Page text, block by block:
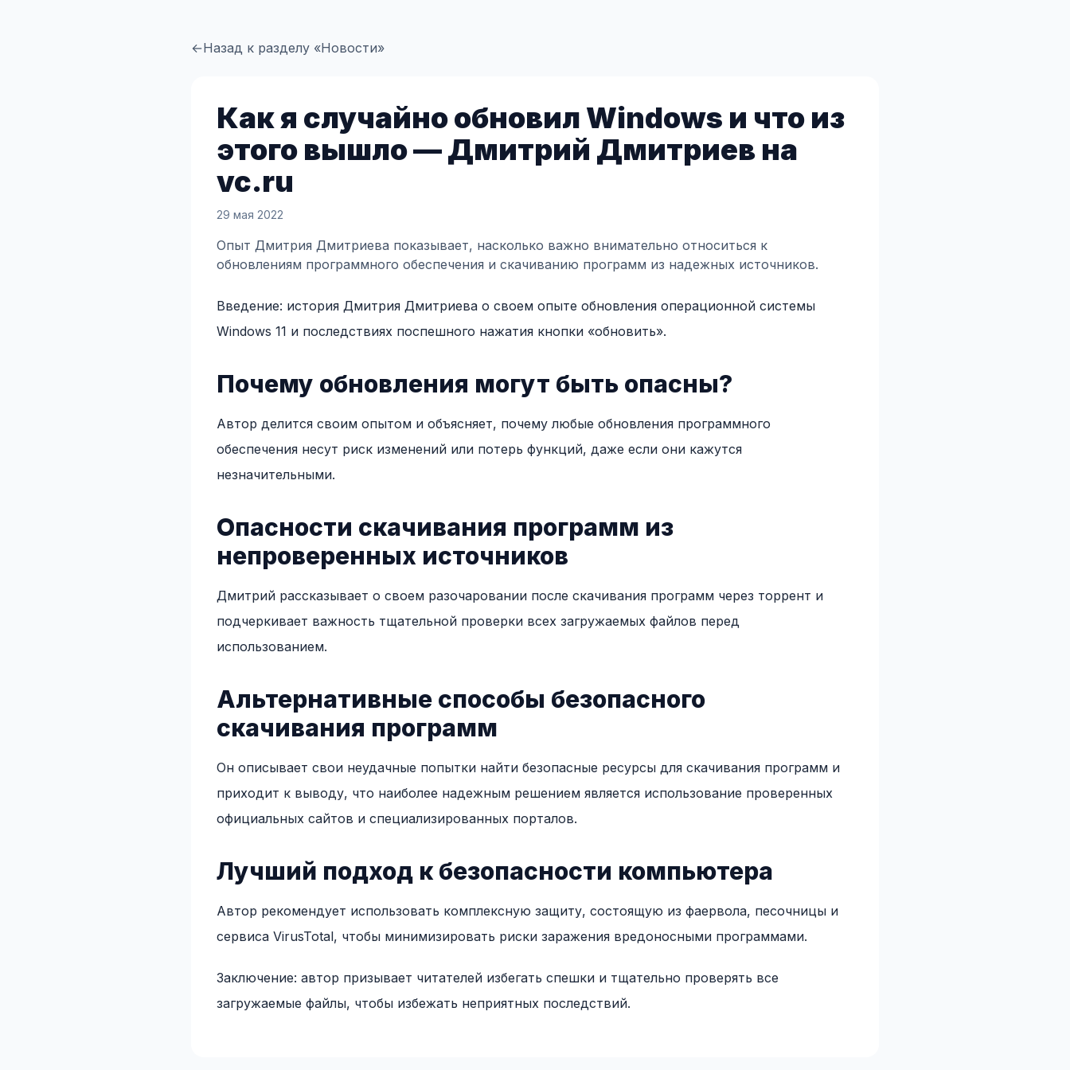
←Назад к разделу «Новости»
Как я случайно обновил Windows и что из
этого вышло — Дмитрий Дмитриев на
vc.ru
29 мая 2022
Опыт Дмитрия Дмитриева показывает, насколько важно внимательно относиться к
обновлениям программного обеспечения и скачиванию программ из надежных источников.
Введение: история Дмитрия Дмитриева о своем опыте обновления операционной системы
Windows 11 и последствиях поспешного нажатия кнопки «обновить».
Почему обновления могут быть опасны?
Автор делится своим опытом и объясняет, почему любые обновления программного
обеспечения несут риск изменений или потерь функций, даже если они кажутся
незначительными.
Опасности скачивания программ из
непроверенных источников
Дмитрий рассказывает о своем разочаровании после скачивания программ через торрент и
подчеркивает важность тщательной проверки всех загружаемых файлов перед
использованием.
Альтернативные способы безопасного
скачивания программ
Он описывает свои неудачные попытки найти безопасные ресурсы для скачивания программ и
приходит к выводу, что наиболее надежным решением является использование проверенных
официальных сайтов и специализированных порталов.
Лучший подход к безопасности компьютера
Автор рекомендует использовать комплексную защиту, состоящую из фаервола, песочницы и
сервиса VirusTotal, чтобы минимизировать риски заражения вредоносными программами.
Заключение: автор призывает читателей избегать спешки и тщательно проверять все
загружаемые файлы, чтобы избежать неприятных последствий.